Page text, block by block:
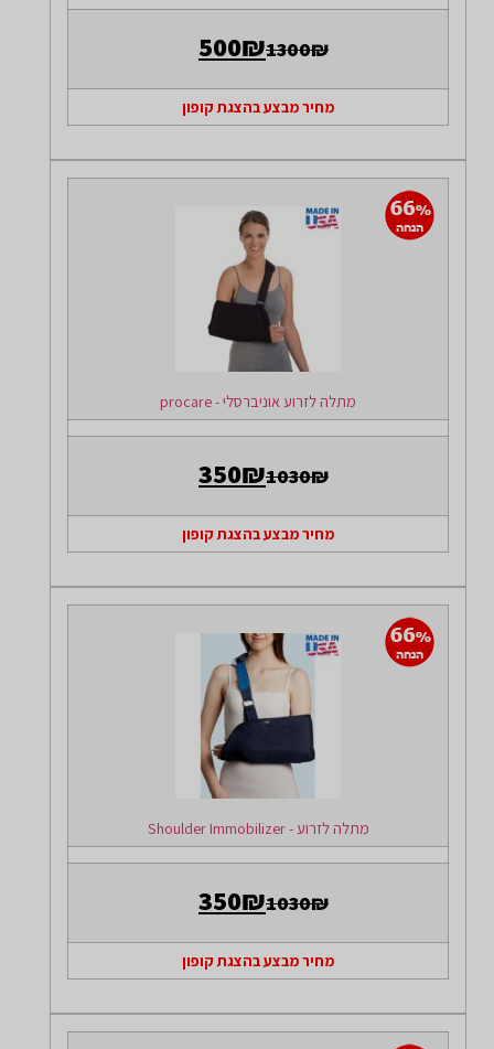
500₪1300₪
מחיר מבצע בהצגת קופון
מתלה לזרוע אוניברסלי - procare
350₪1030₪
מחיר מבצע בהצגת קופון
מתלה לזרוע - Shoulder Immobilizer
350₪1030₪
מחיר מבצע בהצגת קופון